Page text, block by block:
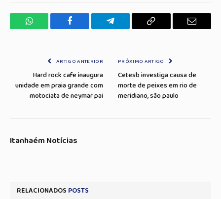
WhatsApp Facebook Telegrama Copiar
E-
ARTIGO ANTERIOR
Hard rock cafe inaugura
unidade em praia grande com
motociata de neymar pai
PRÓXIMO ARTIGO
Cetesb investiga causa de
morte de peixes em rio de
meridiano, são paulo
Itanhaém Notícias
RELACIONADOS POSTS